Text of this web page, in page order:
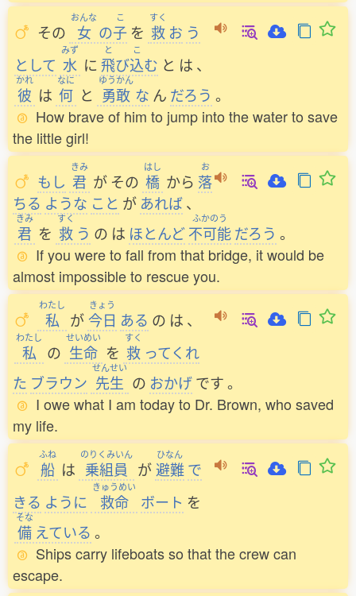
その
おんな
女 の
こ
子 を
すく
救 お う
として
みず
水 に
と
飛び
こ
込む と は 、
かれ
彼 は
なに
何 と
ゆうかん
勇敢 な ん だろう 。
How brave of him to jump into the water to save
the little girl!
もし
きみ
君 が その
はし
橋 から
お
落
ちる ような こと が あれば、
きみ
君 を
すく
救 う の は ほとんど
ふかのう
不可能だろう 。
If you were to fall from that bridge, it would be
almost impossible to rescue you.
わたし
私 が
きょう
今日 ある の は 、
わたし
私 の
せいめい
生命 を
すく
救 ってくれ
た ブラウン
せんせい
先生 の おかげです。
I owe what I am today to Dr. Brown, who saved
my life.
ふね
船 は
のりくみいん
乗組員 が
ひなん
避難 で
きる ように
きゅうめい
救命 ボート を
そな
備 えている 。
Ships carry lifeboats so that the crew can
escape.